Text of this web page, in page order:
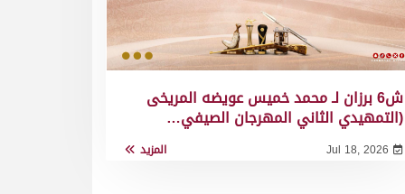
ش6 برزان لـ محمد خميس عويضه المريخى
(التمهيدي الثاني المهرجان الصيفي…
Jul 18, 2026 المزيد